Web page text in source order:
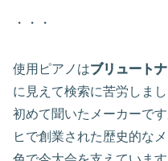
・・・
使用ピアノはブリュート
に見えて検索に苦労しまし
初めて聞いたメーカーで
ヒで創業された歴史的な